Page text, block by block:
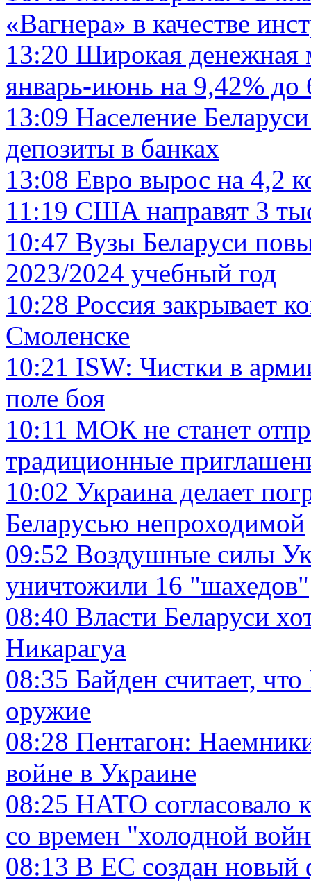
«Вагнера» в качестве
13:20 Широкая денежная
январь-июнь на 9,42%
13:09 Население
депозиты в банках
13:08 Евро вырос на 4,2
11:19 США направят 3
10:47 Вузы Беларуси
2023/2024 учебный год
10:28 Россия закрывает
Смоленске
10:21 ISW: Чистки в
поле боя
10:11 МОК не станет
традиционные
10:02 Украина делает
Беларусью непроходимой
09:52 Воздушные силы
уничтожили 16 "шахедов"
08:40 Власти Беларуси
Никарагуа
08:35 Байден считает,
оружие
08:28 Пентагон:
войне в Украине
08:25 НАТО согласовало
со времен "холодной
08:13 В ЕС создан новый